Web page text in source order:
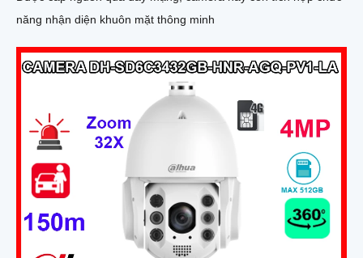
năng nhận diện khuôn mặt thông minh